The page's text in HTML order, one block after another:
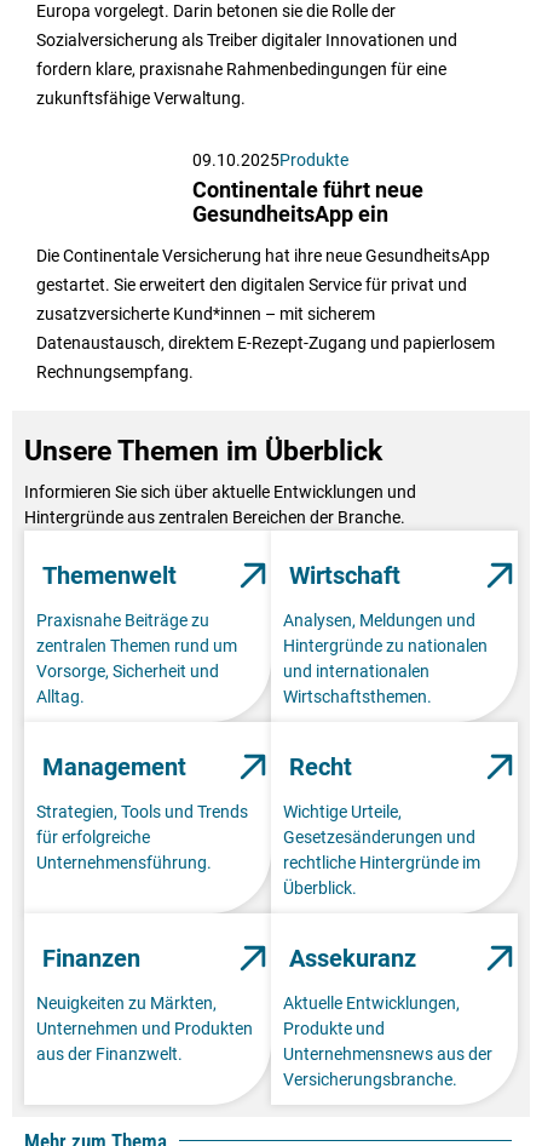
Europa vorgelegt. Darin betonen sie die Rolle der
Sozialversicherung als Treiber digitaler Innovationen und
fordern klare, praxisnahe Rahmenbedingungen für eine
zukunftsfähige Verwaltung.
09.10.2025Produkte
Continentale führt neue
GesundheitsApp ein
Die Continentale Versicherung hat ihre neue GesundheitsApp
gestartet. Sie erweitert den digitalen Service für privat und
Datenaustausch, direktem E-Rezept-Zugang und papierlosem
Rechnungsempfang.
Unsere Themen im Überblick
Informieren Sie sich über aktuelle Entwicklungen und
Hintergründe aus zentralen Bereichen der Branche.
Themenwelt
Praxisnahe Beiträge zu
Vorsorge, Sicherheit und
Alltag.
Wirtschaft
Analysen, Meldungen und
Hintergründe zu nationalen
Management
Strategien, Tools und Trends
für erfolgreiche
Unternehmensführung.
Recht
Wichtige Urteile,
Gesetzesänderungen und
rechtliche Hintergründe im
Finanzen
Neuigkeiten zu Märkten,
Assekuranz
Aktuelle Entwicklungen,
Versicherungsbranche.